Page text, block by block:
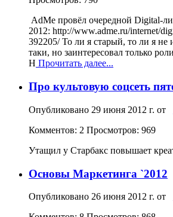
AdMe провёл очередной Digital-
2012: http://www.adme.ru/internet/
392205/ То ли я старый, то ли я не
таки, но заинтересовал только
Н Прочитать далее...
Про культовую соцсеть
Опубликовано 29 июня 2012 г. от
Комментов: 2 Просмотров: 969
Утащил у Старбакс повышает
Основы Маркетинга `2012
Опубликовано 26 июня 2012 г. от